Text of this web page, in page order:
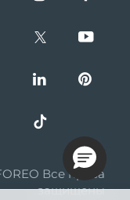
Все права
защищены